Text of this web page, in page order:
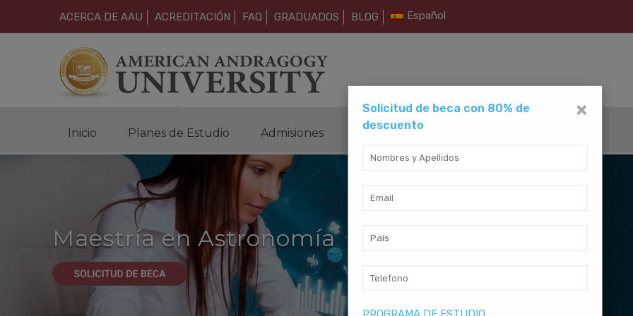
ACERCA DE AAU ACREDITACIÓN FAQ GRADUADOS BLOG Español
Inicio Planes de Estudio Admisiones Métodos de Pago
Maestría en Astronomía
×
Solicitud de beca con 80% de
descuento